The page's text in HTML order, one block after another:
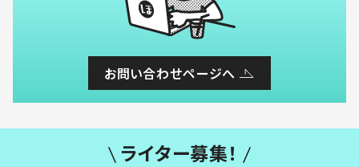
お問い合わせページへ
ライター募集！